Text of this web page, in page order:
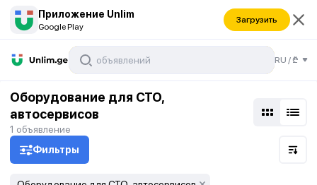
Приложение Unlim
Google Play
Загрузить
RU /₾
Оборудование для СТО,
автосервисов
1 объявление
Фильтры